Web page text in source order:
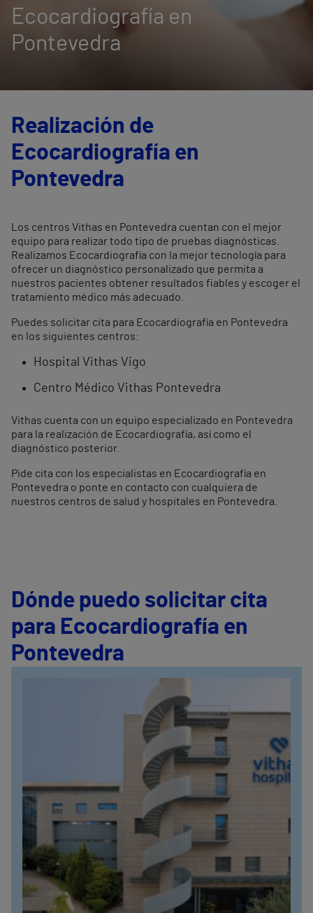
Ecocardiografía en
Pontevedra
Realización de
Ecocardiografía en
Pontevedra
Los centros Vithas en Pontevedra cuentan con el mejor
equipo para realizar todo tipo de pruebas diagnósticas.
Realizamos Ecocardiografía con la mejor tecnología para
ofrecer un diagnóstico personalizado que permita a
nuestros pacientes obtener resultados fiables y escoger el
tratamiento médico más adecuado.
Puedes solicitar cita para Ecocardiografía en Pontevedra
en los siguientes centros:
Hospital Vithas Vigo
Centro Médico Vithas Pontevedra
Vithas cuenta con un equipo especializado en Pontevedra
para la realización de Ecocardiografía, así como el
diagnóstico posterior.
Pide cita con los especialistas en Ecocardiografía en
Pontevedra o ponte en contacto con cualquiera de
nuestros centros de salud y hospitales en Pontevedra.
Dónde puedo solicitar cita
para Ecocardiografía en
Pontevedra